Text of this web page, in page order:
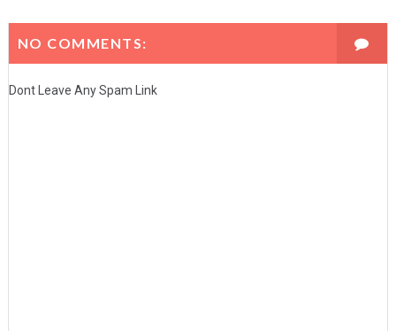
NO COMMENTS:
Dont Leave Any Spam Link